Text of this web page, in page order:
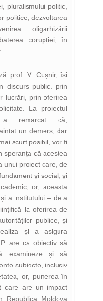
pluralismului politic,
politice, dezvoltarea
oligarhizării
corupției, în
prof. V. Cușnir, își
discurs public, prin
lucrări, prin oferirea
La proiectul
a remarcat că,
un demers, dar
scurt posibil, vor fi
speranța că acestea
unui proiect care, de
și social, și
or, aceasta
a Institutului – de a
la oferirea de
publice, și
și a asigura
are ca obiectiv să
examineze și să
subiecte, inclusiv
or, punerea în
care are un impact
Moldova